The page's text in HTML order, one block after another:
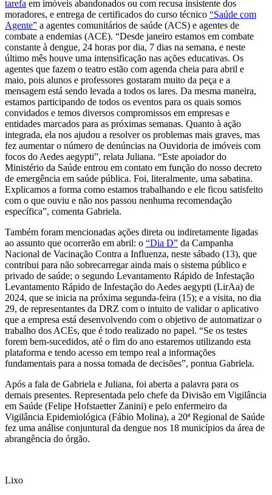
tarefa em imóveis abandonados ou com recusa insistente dos
moradores, e entrega de certificados do curso técnico “Saúde com
Agente” a agentes comunitários de saúde (ACS) e agentes de
combate a endemias (ACE). “Desde janeiro estamos em combate
constante à dengue, 24 horas por dia, 7 dias na semana, e neste
último mês houve uma intensificação nas ações educativas. Os
agentes que fazem o teatro estão com agenda cheia para abril e
maio, pois alunos e professores gostaram muito da peça e a
mensagem está sendo levada a todos os lares. Da mesma maneira,
estamos participando de todos os eventos para os quais somos
convidados e temos diversos compromissos em empresas e
entidades marcados para as próximas semanas. Quanto à ação
integrada, ela nos ajudou a resolver os problemas mais graves, mas
fez aumentar o número de denúncias na Ouvidoria de imóveis com
focos do Aedes aegypti”, relata Juliana. “Este apoiador do
Ministério da Saúde entrou em contato em função do nosso decreto
de emergência em saúde pública. Foi, literalmente, uma sabatina.
Explicamos a forma como estamos trabalhando e ele ficou satisfeito
com o que ouviu e não nos passou nenhuma recomendação
específica”, comenta Gabriela.
Também foram mencionadas ações direta ou indiretamente ligadas
ao assunto que ocorrerão em abril: o “Dia D” da Campanha
Nacional de Vacinação Contra a Influenza, neste sábado (13), que
contribui para não sobrecarregar ainda mais o sistema público e
privado de saúde; o segundo Levantamento Rápido de Infestação
Levantamento Rápido de Infestação do Aedes aegypti (LirAa) de
2024, que se inicia na próxima segunda-feira (15); e a visita, no dia
29, de representantes da DRZ com o intuito de validar o aplicativo
que a empresa está desenvolvendo com o objetivo de automatizar o
trabalho dos ACEs, que é todo realizado no papel. “Se os testes
forem bem-sucedidos, até o fim do ano estaremos utilizando esta
plataforma e tendo acesso em tempo real a informações
fundamentais para a nossa tomada de decisões”, pontua Gabriela.
Após a fala de Gabriela e Juliana, foi aberta a palavra para os
demais presentes. Representada pelo chefe da Divisão em Vigilância
em Saúde (Felipe Hofstaetter Zanini) e pelo enfermeiro da
Vigilância Epidemiológica (Fábio Molina), a 20ª Regional de Saúde
fez uma análise conjuntural da dengue nos 18 municípios da área de
abrangência do órgão.
Lixo